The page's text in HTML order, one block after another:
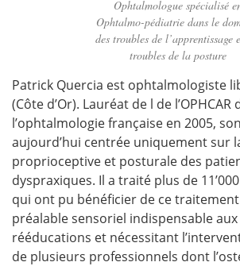
Ophtalmologue spécialisé
Ophtalmo-pédiatrie dans le
des troubles de l’apprentissage
troubles de la posture
Patrick Quercia est ophtalmologiste
(Côte d’Or). Lauréat de l de l’OPHCAR
l’ophtalmologie française en 2005,
aujourd’hui centrée uniquement sur
proprioceptive et posturale des
dyspraxiques. Il a traité plus de
qui ont pu bénéficier de ce
préalable sensoriel indispensable
rééducations et nécessitant
de plusieurs professionnels dont